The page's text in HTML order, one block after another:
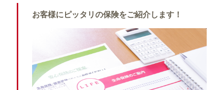
お客様にピッタリの保険をご紹介します！